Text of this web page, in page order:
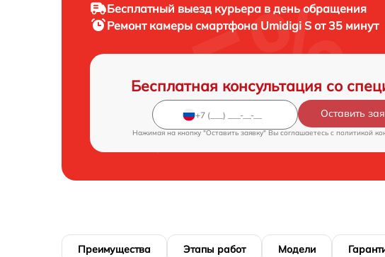
Бесплатный выезд курьера в день обращения
Ремонт камеры смартфона Umidigi S от 35 минут
Бесплатная консультация со
Оставить
Нажимая на кнопку "Оставить заявку" Вы соглашаетесь c политикой
Преимущества Этапы работ Модели